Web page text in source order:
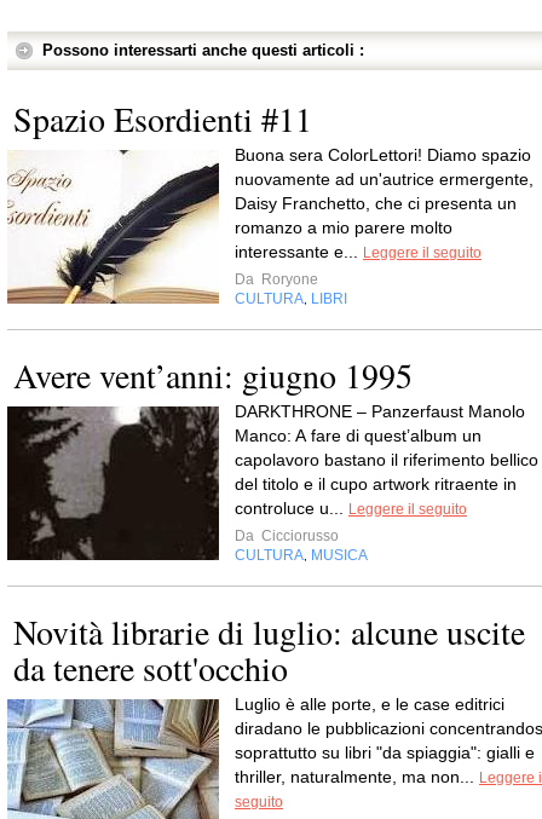
Possono interessarti anche questi articoli :
Spazio Esordienti #11
Buona sera ColorLettori! Diamo spazio
nuovamente ad un'autrice ermergente,
Daisy Franchetto, che ci presenta un
romanzo a mio parere molto
interessante e...
Leggere il seguito
Da Roryone
CULTURA LIBRI
Avere vent’anni: giugno 1995
DARKTHRONE – Panzerfaust Manolo
Manco: A fare di quest’album un
capolavoro bastano il riferimento bellico
del titolo e il cupo artwork ritraente in
controluce u...
Leggere il seguito
Da Cicciorusso
CULTURA MUSICA
Novità librarie di luglio: alcune uscite
da tenere sott'occhio
Luglio è alle porte, e le case editrici
diradano le pubblicazioni
soprattutto su libri "da spiaggia": gialli e
thriller, naturalmente, ma non...
Leggere
seguito